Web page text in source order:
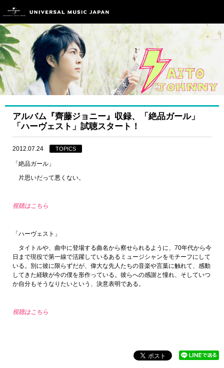
アルバム『齊藤ジョニー』収録、「絶品ガール」
「ハーヴェスト」試聴スタート！
2012.07.24 TOPICS
「絶品ガール」
片思いだって悪くない。
視聴はこちら
「ハーヴェスト」
タイトルや、曲中に登場する曲名から察せられるように、70年代から今
日まで現役で第一線で活躍しているあるミュージシャンをモチーフにして
いる。別に彼に限らずだが、偉大な先人たちの音楽や言葉に触れて、感動
してきた経験が今の僕を形作っている。彼らへの感謝と憧れ、そしていつ
か自分もそうなりたいという、決意表明である。
視聴はこちら